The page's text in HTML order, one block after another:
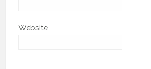
Website